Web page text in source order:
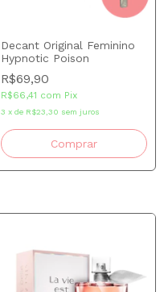
Decant Original Feminino
Hypnotic Poison
R$69,90
R$66,41 com Pix
3 x de R$23,30 sem juros
Comprar